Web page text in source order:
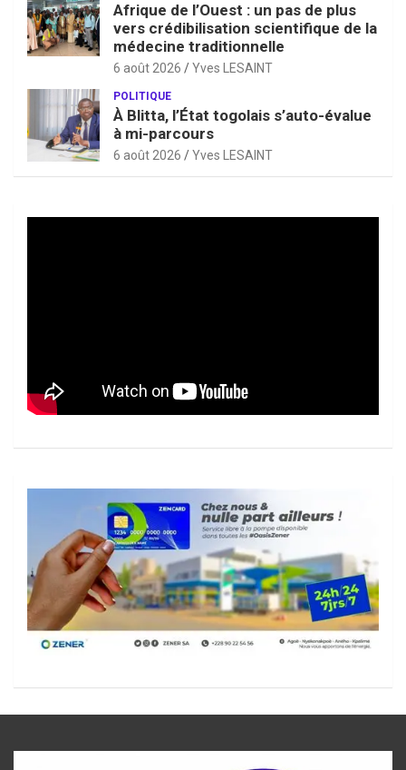
Afrique de l’Ouest : un pas de plus
vers crédibilisation scientifique de la
médecine traditionnelle
6 août 2026 Yves LESAINT
POLITIQUE
À Blitta, l’État togolais s’auto-évalue
à mi-parcours
6 août 2026 Yves LESAINT